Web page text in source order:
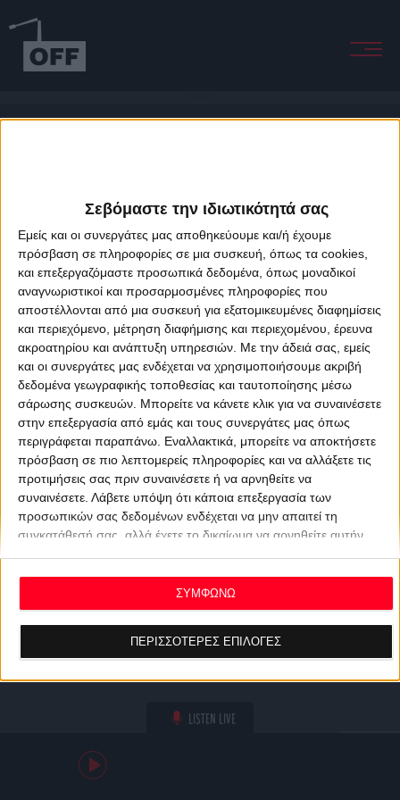
Σεβόμαστε την ιδιωτικότητά σας
Εμείς και οι συνεργάτες μας αποθηκεύουμε και/ή έχουμε
πρόσβαση σε πληροφορίες σε μια συσκευή, όπως τα cookies,
και επεξεργαζόμαστε προσωπικά δεδομένα, όπως μοναδικοί
αναγνωριστικοί και προσαρμοσμένες πληροφορίες που
αποστέλλονται από μια συσκευή για εξατομικευμένες διαφημίσεις
και περιεχόμενο, μέτρηση διαφήμισης και περιεχομένου, έρευνα
ακροατηρίου και ανάπτυξη υπηρεσιών. Με την άδειά σας, εμείς
και οι συνεργάτες μας ενδέχεται να χρησιμοποιήσουμε ακριβή
δεδομένα γεωγραφικής τοποθεσίας και ταυτοποίησης μέσω
σάρωσης συσκευών. Μπορείτε να κάνετε κλικ για να συναινέσετε
στην επεξεργασία από εμάς και τους συνεργάτες μας όπως
περιγράφεται παραπάνω. Εναλλακτικά, μπορείτε να αποκτήσετε
πρόσβαση σε πιο λεπτομερείς πληροφορίες και να αλλάξετε τις
προτιμήσεις σας πριν συναινέσετε ή να αρνηθείτε να
συναινέσετε. Λάβετε υπόψη ότι κάποια επεξεργασία των
προσωπικών σας δεδομένων ενδέχεται να μην απαιτεί τη
συγκατάθεσή σας, αλλά έχετε το δικαίωμα να αρνηθείτε αυτήν
ανακαλέσετε τη συγκατάθεσή σας ανά πάσα στιγμή
επιστρέφοντας σε αυτόν τον ιστότοπο και κάνοντας κλικ στο
κουμπί "Απορρήτου" στο κάτω μέρος της ιστοσελίδας.
ΠΕΡΙΣΣΟΤΕΡΕΣ ΕΠΙΛΟΓΕΣ
ΣΥΜΦΩΝΩ
LISTEN LIVE
About Offradio Business Class Terms & Conditions
Privacy Policy
Designed & developed byporcupine colors&Fotis Alexandrou